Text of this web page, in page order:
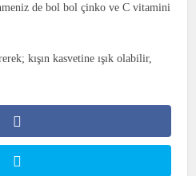
de bol bol çinko ve C vitamini
kışın kasvetine ışık olabilir,